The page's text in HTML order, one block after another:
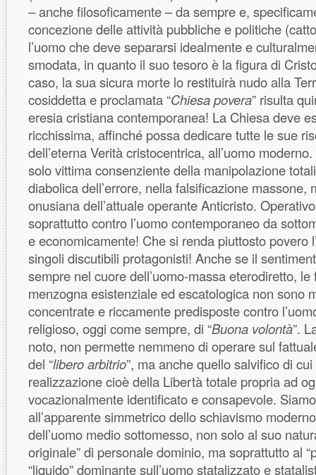
– anche filosoficamente – da sempre e,
concezione delle attività pubbliche e politiche
l’uomo che deve separarsi idealmente e
smodata, in quanto il suo tesoro è la figura di
caso, la sua sicura morte lo restituirà nudo alla
cosiddetta e proclamata “Chiesa povera” risulta
eresia cristiana contemporanea! La Chiesa deve
ricchissima, affinché possa dedicare tutte le sue
dell’eterna Verità cristocentrica, all’uomo
solo vittima consenziente della manipolazione
diabolica dell’errore, nella falsificazione massone,
onusiana dell’attuale operante Anticristo.
soprattutto contro l’uomo contemporaneo da
e economicamente! Che si renda piuttosto povero
singoli discutibili protagonisti! Anche se il
sempre nel cuore dell’uomo-massa eterodiretto,
menzogna esistenziale ed escatologica non sono
concentrate e riccamente predisposte contro
religioso, oggi come sempre, di “Buona volontà”.
noto, non permette nemmeno di operare sul
del “libero arbitrio”, ma anche quello salvifico di
realizzazione cioè della Libertà totale propria ad
vocazionalmente identificato e consapevole.
all’apparente simmetrico dello schiavismo
dell’uomo medio sottomesso, non solo al suo
originale” di personale dominio, ma soprattutto al
“liquido” dominante sull’uomo statalizzato e